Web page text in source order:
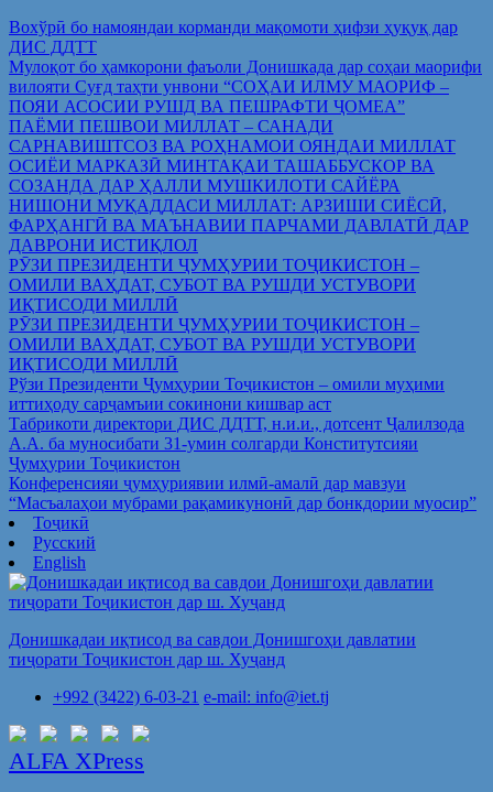
Вохўрӣ бо намояндаи корманди мақомоти ҳифзи ҳуқуқ дар
ДИС ДДТТ
Мулоқот бо ҳамкорони фаъоли Донишкада дар соҳаи маорифи
вилояти Суғд таҳти унвони “СОҲАИ ИЛМУ МАОРИФ –
ПОЯИ АСОСИИ РУШД ВА ПЕШРАФТИ ҶОМЕА”
ПАЁМИ ПЕШВОИ МИЛЛАТ – САНАДИ
САРНАВИШТСОЗ ВА РОҲНАМОИ ОЯНДАИ МИЛЛАТ
ОСИЁИ МАРКАЗӢ МИНТАҚАИ ТАШАББУСКОР ВА
СОЗАНДА ДАР ҲАЛЛИ МУШКИЛОТИ САЙЁРА
НИШОНИ МУҚАДДАСИ МИЛЛАТ: АРЗИШИ СИЁСӢ,
ФАРҲАНГӢ ВА МАЪНАВИИ ПАРЧАМИ ДАВЛАТӢ ДАР
ДАВРОНИ ИСТИҚЛОЛ
РӮЗИ ПРЕЗИДЕНТИ ҶУМҲУРИИ ТОҶИКИСТОН –
ОМИЛИ ВАҲДАТ, СУБОТ ВА РУШДИ УСТУВОРИ
ИҚТИСОДИ МИЛЛӢ
РӮЗИ ПРЕЗИДЕНТИ ҶУМҲУРИИ ТОҶИКИСТОН –
ОМИЛИ ВАҲДАТ, СУБОТ ВА РУШДИ УСТУВОРИ
ИҚТИСОДИ МИЛЛӢ
Рўзи Президенти Ҷумҳурии Тоҷикистон – омили муҳими
иттиҳоду сарҷамъии сокинони кишвар аст
Табрикоти директори ДИС ДДТТ, н.и.и., дотсент Ҷалилзода
А.А. ба муносибати 31-умин солгарди Конститутсияи
Ҷумҳурии Тоҷикистон
Конференсияи ҷумҳуриявии илмӣ-амалӣ дар мавзуи
“Масъалаҳои мубрами рақамикунонӣ дар бонкдории муосир”
Тоҷикӣ
Русский
English
Донишкадаи иқтисод ва савдои Донишгоҳи давлатии
тиҷорати Тоҷикистон дар ш. Хуҷанд
+992 (3422) 6-03-21 e-mail: info@iet.tj
ALFA XPress